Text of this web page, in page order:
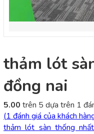
thảm lót
đồng nai
5.00 trên 5 dựa trên 1
(1 đánh giá của khách
thảm lót sàn thống